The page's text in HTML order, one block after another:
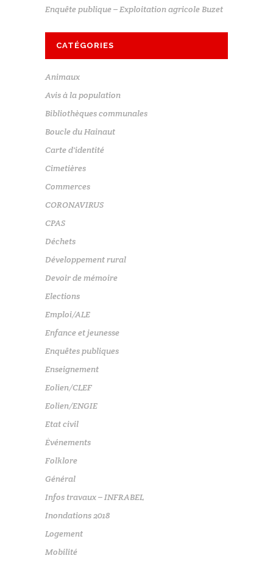
Enquête publique – Exploitation agricole Buzet
CATÉGORIES
Animaux
Avis à la population
Bibliothèques communales
Boucle du Hainaut
Carte d'identité
Cimetières
Commerces
CORONAVIRUS
CPAS
Déchets
Développement rural
Devoir de mémoire
Elections
Emploi/ALE
Enfance et jeunesse
Enquêtes publiques
Enseignement
Eolien/CLEF
Eolien/ENGIE
Etat civil
Événements
Folklore
Général
Infos travaux – INFRABEL
Inondations 2018
Logement
Mobilité